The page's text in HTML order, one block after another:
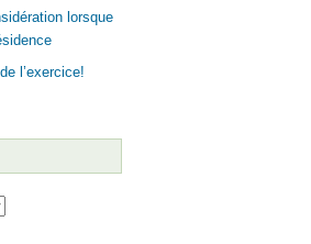
lorsque
l’exercice!